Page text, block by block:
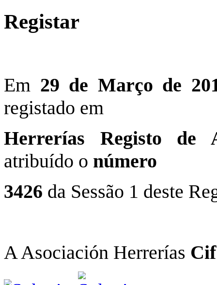
Registar
Em 29 de Março de
registado em
Herrerías Registo de
atribuído o número
3426 da Sessão 1 deste
A Asociación Herrerías Cif